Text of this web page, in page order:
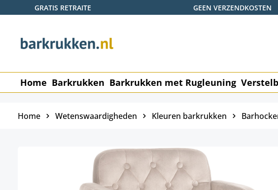
de hoofdinhoud
Ga naar de zoekopdracht
Ga naar de hoofdnavigatie
GRATIS RETRAITE GEEN VERZENDKOSTEN
Home Barkrukken Barkrukken met Rugleuning
Home Wetenswaardigheden Kleuren barkrukken